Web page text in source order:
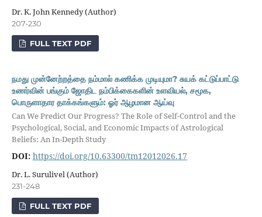
Dr. K. John Kennedy (Author)
207-230
FULL TEXT PDF
நமது முன்னேற்றத்தை நம்மால் கணிக்க முடியுமா? சுயக் கட்டுப்பாட்டு
உணர்வின் பங்கும் ஜோதிட நம்பிக்கைகளின் உளவியல், சமூக,
பொருளாதார தாக்கங்களும்: ஓர் ஆழமான ஆய்வு
Can We Predict Our Progress? The Role of Self-Control and the
Psychological, Social, and Economic Impacts of Astrological
Beliefs: An In-Depth Study
DOI: https://doi.org/10.63300/tm12012026.17
Dr. L. Surulivel (Author)
231-248
FULL TEXT PDF